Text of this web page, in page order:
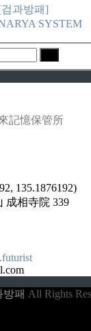
과방패]
SYSTEM
記憶保管所
135.1876192)
成相寺院 339
방패 All Rights